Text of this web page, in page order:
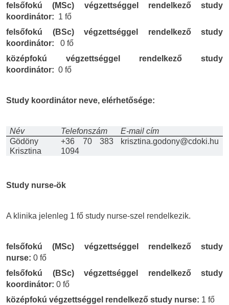
felsőfokú (MSc) végzettséggel rendelkező study
koordinátor: 1 fő
felsőfokú (BSc) végzettséggel rendelkező study
koordinátor: 0 fő
középfokú végzettséggel rendelkező study
koordinátor: 0 fő
Study koordinátor neve, elérhetősége:
Név Telefonszám
E-mail cím
Gödöny
Krisztina
+36 70 383
1094
krisztina.godony@cdoki.hu
Study nurse-ök
A klinika jelenleg 1 fő study nurse-szel rendelkezik.
felsőfokú (MSc) végzettséggel rendelkező study
nurse: 0 fő
felsőfokú (BSc) végzettséggel rendelkező study
koordinátor: 0 fő
középfokú végzettséggel rendelkező study nurse: 1 fő